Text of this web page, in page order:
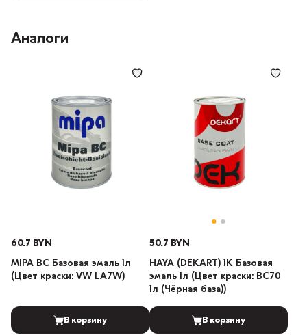
Аналоги
60.7 BYN
MIPA BC Базовая эмаль 1л
(Цвет краски: VW LA7W)
В корзину
50.7 BYN
HAYA (DEKART) 1К Базовая
эмаль 1л (Цвет краски: BC70
1л (Чёрная база))
В корзину